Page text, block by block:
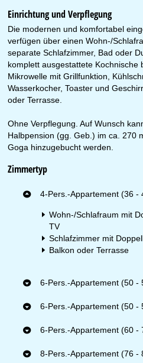
Einrichtung und Verpflegung
Die modernen und komfortabel
verfügen über einen Wohn-/
separate Schlafzimmer, Bad oder
komplett ausgestattete Kochnische
Mikrowelle mit Grillfunktion,
Wasserkocher, Toaster und
oder Terrasse.
Ohne Verpflegung. Auf Wunsch
Halbpension (gg. Geb.) im ca. 270
Goga hinzugebucht werden.
Zimmertyp
4-Pers.-Appartement (36 -
Wohn-/Schlafraum mit
TV
Schlafzimmer mit
Balkon oder Terrasse
6-Pers.-Appartement (50 -
6-Pers.-Appartement (50 -
6-Pers.-Appartement (60 -
8-Pers.-Appartement (76 -